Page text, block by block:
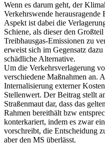
Wenn es darum geht, der
Verkehrswende
Aspekt ist dabei die
Schiene, als dieser den
Treibhausgas-Emissionen zu
erweist sich im Gegensatz
schädliche Alternative.
Um die Verkehrsverlagerung
verschiedene Maßnahmen an.
Internalisierung externer
Stellenwert. Der Beitrag stellt
Straßenmaut dar, dass das
Rahmen bereithält bzw
konterkariert, indem es zwar
vorschreibt, die Entscheidung
aber den MS überlässt.